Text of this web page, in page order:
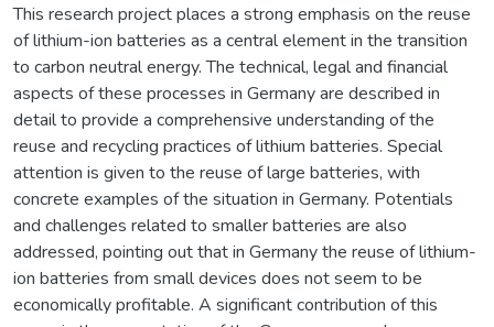
This research project places a strong emphasis on the reuse
of lithium-ion batteries as a central element in the transition
to carbon neutral energy. The technical, legal and financial
aspects of these processes in Germany are described in
detail to provide a comprehensive understanding of the
reuse and recycling practices of lithium batteries. Special
attention is given to the reuse of large batteries, with
concrete examples of the situation in Germany. Potentials
and challenges related to smaller batteries are also
addressed, pointing out that in Germany the reuse of lithium-
ion batteries from small devices does not seem to be
economically profitable. A significant contribution of this